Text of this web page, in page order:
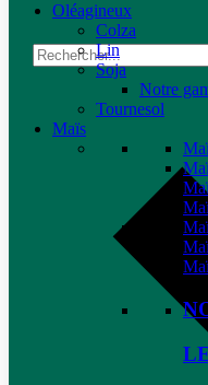
Oléagineux
Colza
Lin
Soja
Notre
Tournesol
Maïs